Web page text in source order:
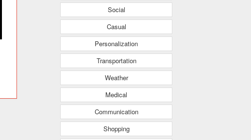
Social
Casual
Personalization
Transportation
Weather
Medical
Communication
Shopping